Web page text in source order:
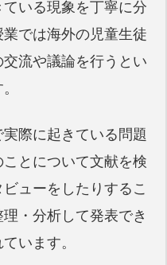
いる現象を丁寧に分
では海外の児童生徒
流や議論を行うとい
際に起きている問題
とについて文献を検
ューをしたりするこ
・分析して発表でき
います。